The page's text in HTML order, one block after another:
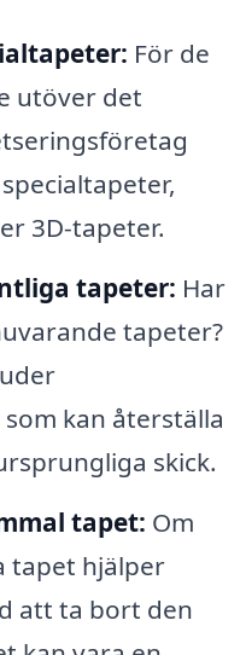
För de
utöver det
3D-tapeter.
tapeter: Har
tapeter?
kan återställa
skick.
tapet: Om
tapet hjälper
att ta bort den